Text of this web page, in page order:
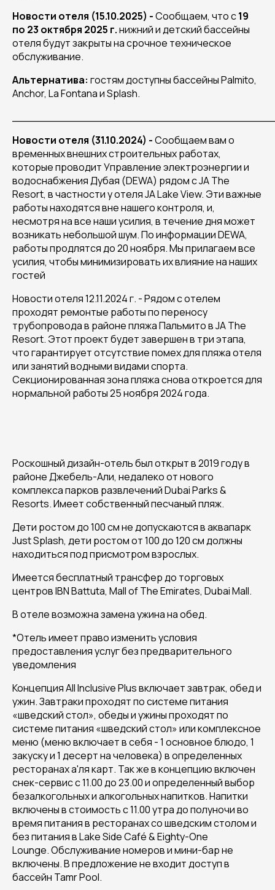
Новости отеля (15.10.2025) -Сообщаем, что с19
по 23 октября 2025 г.нижний и детский бассейны
отеля будут закрыты на срочное техническое
обслуживание.
Альтернатива: гостям доступны бассейны Palmito,
Anchor, La Fontana и Splash.
Новости отеля (31.10.2024) -Сообщаем вам о
временных внешних строительных работах,
которые проводит Управление электроэнергии и
водоснабжения Дубая (DEWA) рядом с JA The
Resort, в частности у отеля JA Lake View. Эти важные
работы находятся вне нашего контроля, и,
несмотря на все наши усилия, в течение дня может
возникать небольшой шум. По информации DEWA,
работы продлятся до 20 ноября. Мы прилагаем все
усилия, чтобы минимизировать их влияние на наших
гостей
Новости отеля 12.11.2024 г. - Рядом с отелем
проходят ремонтые работы попереносу
трубопровода в районе пляжа Пальмито в JA The
Resort. Этот проект будет завершен в три этапа,
что гарантирует отсутствие помех для пляжа отеля
или занятий водными видами спорта.
Секционированная зона пляжа снова откроется для
нормальной работы 25 ноября 2024 года.
Роскошный дизайн-отель был открыт в 2019 году в
районе Джебель-Али, недалеко от нового
комплекса парков развлечений Dubai Parks &
Resorts. Имеет собственный песчаный пляж.
Дети ростом до 100 см не допускаются в аквапарк
Just Splash, дети ростом от 100 до 120 см должны
находиться под присмотром взрослых.
Имеется бесплатный трансфер до торговых
центров IBN Battuta, Mall of The Emirates, Dubai Mall.
В отеле возможна замена ужина на обед.
*Отель имеет право изменить условия
предоставления услуг без предварительного
уведомления
Концепция All Inclusive Plus включает завтрак, обед и
ужин. Завтраки проходят по системе питания
«шведский стол», обеды и ужины проходят по
системе питания «шведский стол» или комплексное
меню (меню включает в себя - 1 основное блюдо, 1
закуску и 1 десерт на человека) в определенных
ресторанах а'ля карт. Так же в концепцию включен
снек-сервис с 11.00 до 23.00 и определенный выбор
безалкогольных и алкогольных напитков. Напитки
включены в стоимость с 11.00 утра до полуночи во
время питания в ресторанах со шведским столом и
без питания в Lake Side Café & Eighty-One
Lounge. Обслуживание номеров и мини-бар не
включены. В предложение не входит доступ в
бассейн Tamr Pool.